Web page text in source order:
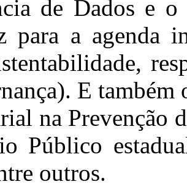
de Dados e o
para a agenda
E
na Prevenção
Público
outros.